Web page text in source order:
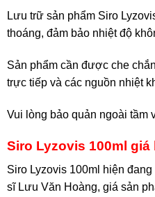
Lưu trữ sản phẩm Siro
thoáng, đảm bảo nhiệt độ
Sản phẩm cần được che
trực tiếp và các nguồn nhiệt
Vui lòng bảo quản ngoài tầm
Siro Lyzovis 100ml
Siro Lyzovis 100ml hiện
sĩ Lưu Văn Hoàng, giá sản